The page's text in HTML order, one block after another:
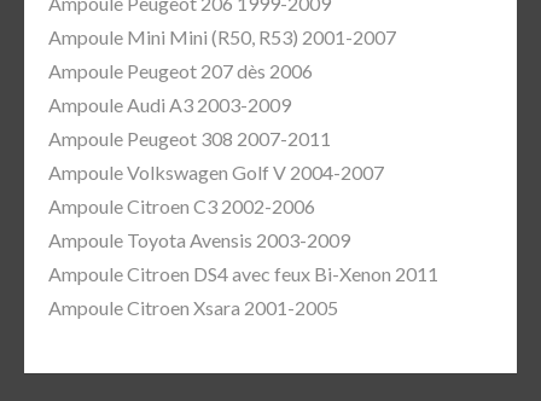
Ampoule Mini Mini (R50, R53) 2001-2007
Ampoule Peugeot 207 dès 2006
Ampoule Audi A3 2003-2009
Ampoule Peugeot 308 2007-2011
Ampoule Volkswagen Golf V 2004-2007
Ampoule Citroen C3 2002-2006
Ampoule Toyota Avensis 2003-2009
Ampoule Citroen DS4 avec feux Bi-Xenon 2011
Ampoule Citroen Xsara 2001-2005